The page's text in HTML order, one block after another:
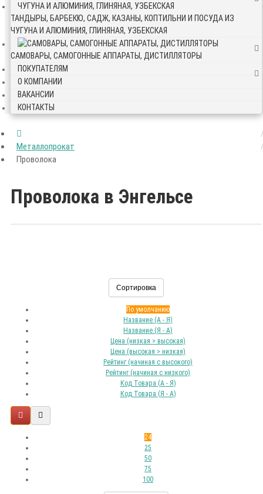
ТАНДЫРЫ, БАРБЕКЮ, САДЖ, КАЗАНЫ, КОПТИЛЬНИ И ПОСУДА ИЗ
ЧУГУНА И АЛЮМИНИЯ, ГЛИНЯНАЯ, УЗБЕКСКАЯ
САМОВАРЫ, САМОГОННЫЕ АППАРАТЫ, ДИСТИЛЛЯТОРЫ
ПОКУПАТЕЛЯМ
О КОМПАНИИ
ВАКАНСИИ
КОНТАКТЫ
Металлопрокат
Проволока
Проволока в Энгельсе
Сортировка
По умолчанию
Название (А - Я)
Название (Я - А)
Цена (низкая > высокая)
Цена (высокая > низкая)
Рейтинг (начиная с высокого)
Рейтинг (начиная с низкого)
Код Товара (А - Я)
Код Товара (Я - А)
24
25
50
75
100